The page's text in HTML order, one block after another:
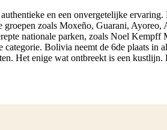
en een onvergetelijke
zoals Moxeño, Guarani,
nationale parken, zoals Noel
categorie. Bolivia neemt de 6de plaats
Het enige wat ontbreekt is een